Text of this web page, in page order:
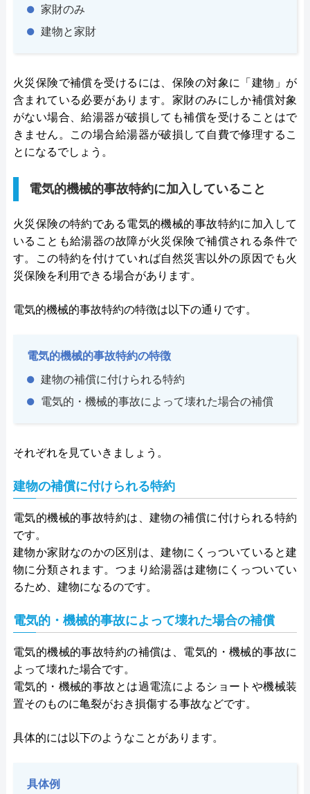
家財のみ
建物と家財
火災保険で補償を受けるには、保険の対象に「建物」が
含まれている必要があります。家財のみにしか補償対象
がない場合、給湯器が破損しても補償を受けることはで
きません。この場合給湯器が破損して自費で修理するこ
とになるでしょう。
電気的機械的事故特約に加入していること
火災保険の特約である電気的機械的事故特約に加入して
いることも給湯器の故障が火災保険で補償される条件で
す。この特約を付けていれば自然災害以外の原因でも火
災保険を利用できる場合があります。
電気的機械的事故特約の特徴は以下の通りです。
電気的機械的事故特約の特徴
建物の補償に付けられる特約
電気的・機械的事故によって壊れた場合の補償
それぞれを見ていきましょう。
建物の補償に付けられる特約
電気的機械的事故特約は、建物の補償に付けられる特約
です。
建物か家財なのかの区別は、建物にくっついていると建
物に分類されます。つまり給湯器は建物にくっついてい
るため、建物になるのです。
電気的・機械的事故によって壊れた場合の補償
電気的機械的事故特約の補償は、電気的・機械的事故に
よって壊れた場合です。
電気的・機械的事故とは過電流によるショートや機械装
置そのものに亀裂がおき損傷する事故などです。
具体的には以下のようなことがあります。
具体例